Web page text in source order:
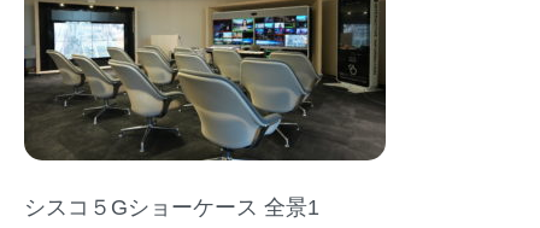
シスコ５Gショーケース 全景1